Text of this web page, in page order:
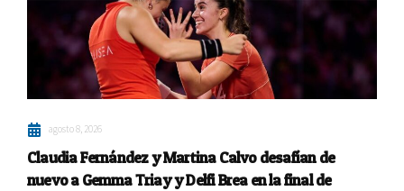
agosto 8, 2026
Claudia Fernández y Martina Calvo desafían de
nuevo a Gemma Triay y Delfi Brea en la final de